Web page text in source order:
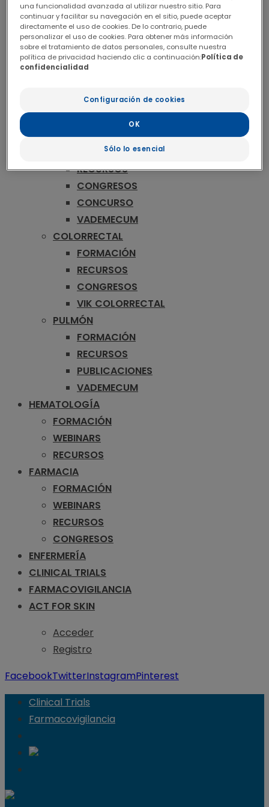
MAMA
FORMACIÓN
RECURSOS
CONGRESOS
VADEMECUM
FORMACIÓN
PUBLICACIONES
RECURSOS
CONGRESOS
CONCURSO
VADEMECUM
COLORRECTAL
FORMACIÓN
RECURSOS
CONGRESOS
VIK COLORRECTAL
PULMÓN
FORMACIÓN
RECURSOS
PUBLICACIONES
VADEMECUM
HEMATOLOGÍA
FORMACIÓN
WEBINARS
RECURSOS
FARMACIA
FORMACIÓN
WEBINARS
RECURSOS
CONGRESOS
ENFERMERÍA
CLINICAL TRIALS
FARMACOVIGILANCIA
ACT FOR SKIN
Acceder
Registro
FacebookTwitterInstagramPinterest
Clinical Trials
Farmacovigilancia
una funcionalidad avanzada al utilizar nuestro sitio. Para
continuar y facilitar su navegación en el sitio, puede aceptar
directamente el uso de cookies. De lo contrario, puede
personalizar el uso de cookies. Para obtener más información
sobre el tratamiento de datos personales, consulte nuestra
política de privacidad haciendo clic a continuación:Política de
confidencialidad
Configuración de cookies
Sólo lo esencial
OK